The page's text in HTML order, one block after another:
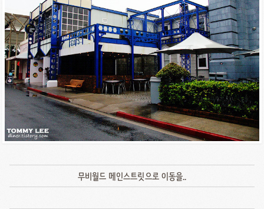
무비월드 메인스트릿으로 이동을..